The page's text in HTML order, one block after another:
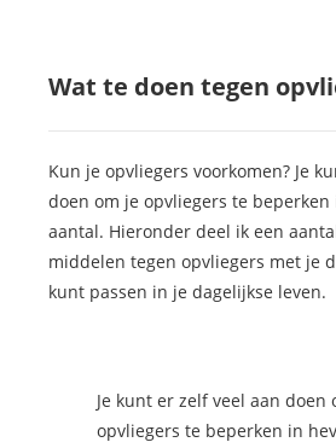
Wat te doen tegen
Kun je opvliegers voorkomen? Je
doen om je opvliegers te
aantal. Hieronder deel ik een
middelen tegen opvliegers met je
kunt passen in je dagelijkse leven.
Je kunt er zelf veel aan doen
opvliegers te beperken in